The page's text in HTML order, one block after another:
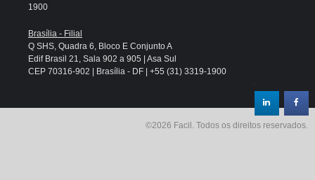
1900
Brasília - Filial
Q SHS, Quadra 6, Bloco E Conjunto A
Edif Brasil 21, Sala 902 a 905 | Asa Sul
CEP 70316-902 | Brasília - DF | +55 (31) 3319-1900
.
©2026 Facil. Todos os direitos reservados.